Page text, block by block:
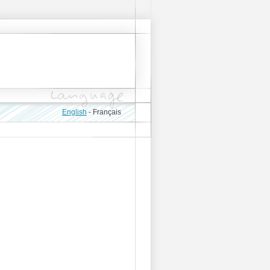
English- Français